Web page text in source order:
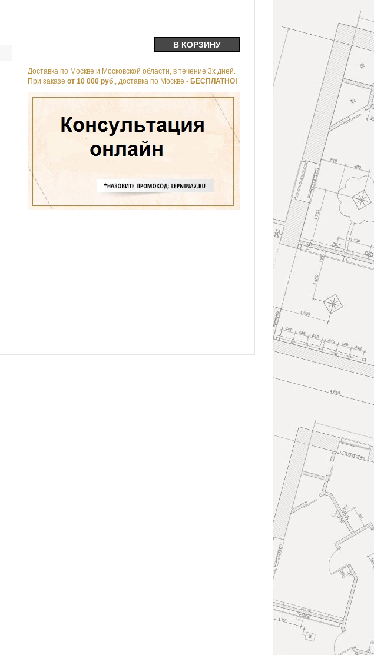
Доставка по Москве и Московской области, в течение 3х дней.
При заказе от 10 000 руб., доставка по Москве - БЕСПЛАТНО!